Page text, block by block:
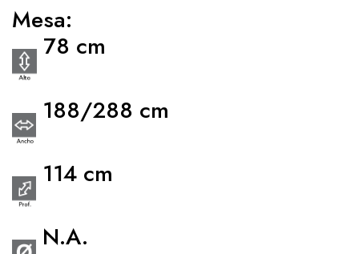
Mesa:
78 cm
188/288 cm
114 cm
N.A.